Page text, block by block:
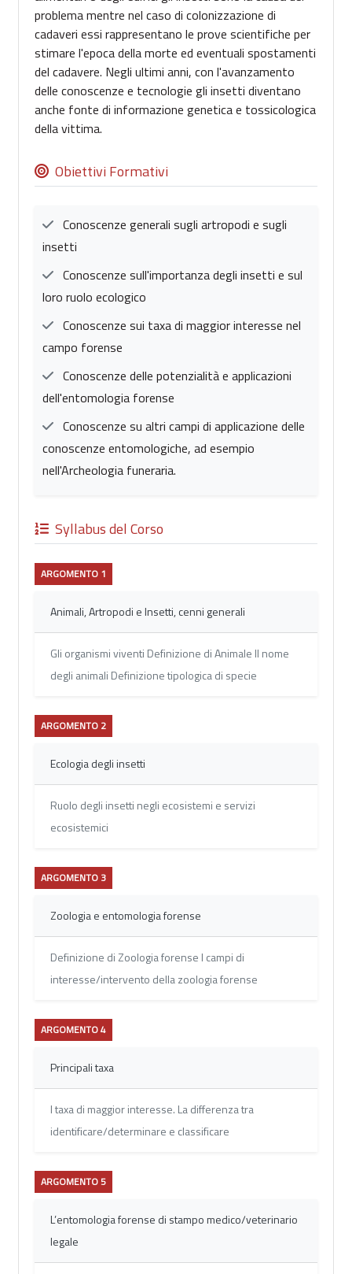
problema mentre nel caso di colonizzazione di
cadaveri essi rappresentano le prove scientifiche per
stimare l'epoca della morte ed eventuali spostamenti
del cadavere. Negli ultimi anni, con l'avanzamento
delle conoscenze e tecnologie gli insetti diventano
anche fonte di informazione genetica e tossicologica
della vittima.
Obiettivi Formativi
Conoscenze generali sugli artropodi e sugli
insetti
Conoscenze sull'importanza degli insetti e sul
loro ruolo ecologico
Conoscenze sui taxa di maggior interesse nel
campo forense
Conoscenze delle potenzialità e applicazioni
dell'entomologia forense
Conoscenze su altri campi di applicazione delle
conoscenze entomologiche, ad esempio
nell'Archeologia funeraria.
Syllabus del Corso
ARGOMENTO 1
Animali, Artropodi e Insetti, cenni generali
Gli organismi viventi Definizione di Animale Il nome
degli animali Definizione tipologica di specie
ARGOMENTO 2
Ecologia degli insetti
Ruolo degli insetti negli ecosistemi e servizi
ecosistemici
ARGOMENTO 3
Zoologia e entomologia forense
Definizione di Zoologia forense I campi di
interesse/intervento della zoologia forense
ARGOMENTO 4
Principali taxa
I taxa di maggior interesse. La differenza tra
identificare/determinare e classificare
ARGOMENTO 5
L’entomologia forense di stampo medico/veterinario
legale